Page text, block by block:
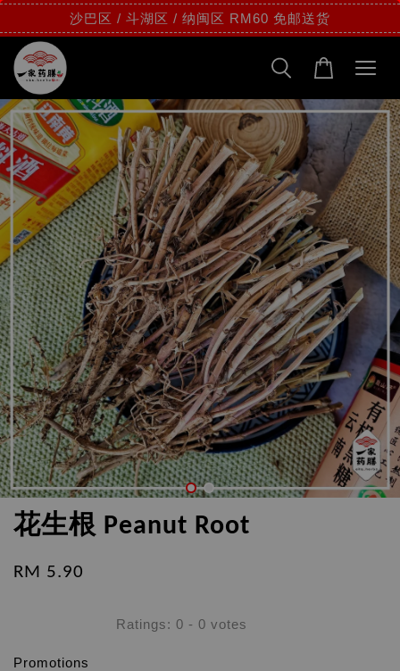
沙巴区 / 斗湖区 / 纳闽区 RM60 免邮送货
花生根 Peanut Root
RM 5.90
Ratings: 0 - 0 votes
Promotions